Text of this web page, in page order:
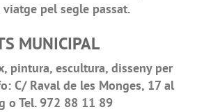
pel segle passat.
MUNICIPAL
pintura, escultura, disseny per
C/ Raval de les Monges, 17 al
o Tel. 972 88 11 89